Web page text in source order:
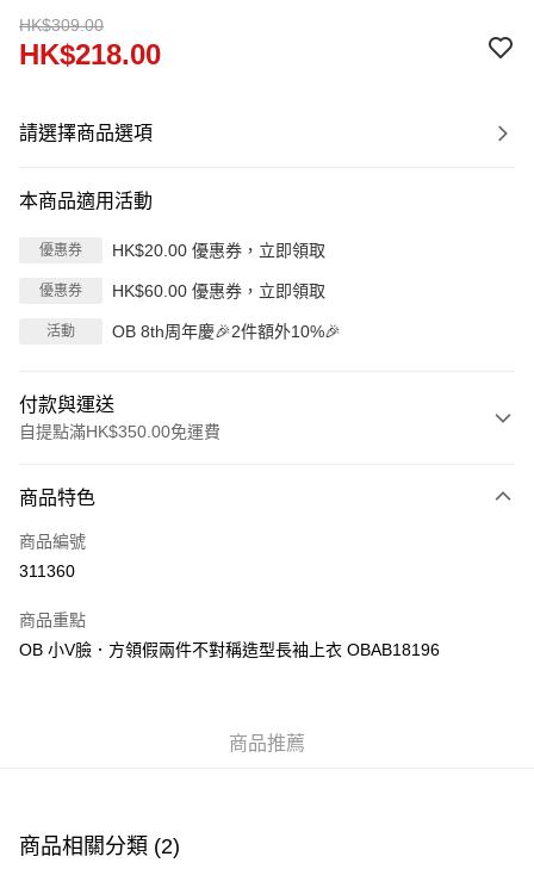
HK$309.00
HK$218.00
請選擇商品選項
本商品適用活動
優惠券 HK$20.00 優惠券，立即領取
優惠券 HK$60.00 優惠券，立即領取
活動 OB 8th周年慶🎉2件額外10%🎉
付款與運送
自提點滿HK$350.00免運費
信用卡
Apple Pay
PayMe
付款後順豐站及營業點
商品特色
商品編號
311360
商品重點
OB 小V臉．方領假兩件不對稱造型長袖上衣 OBAB18196
商品推薦
商品相關分類 (2)